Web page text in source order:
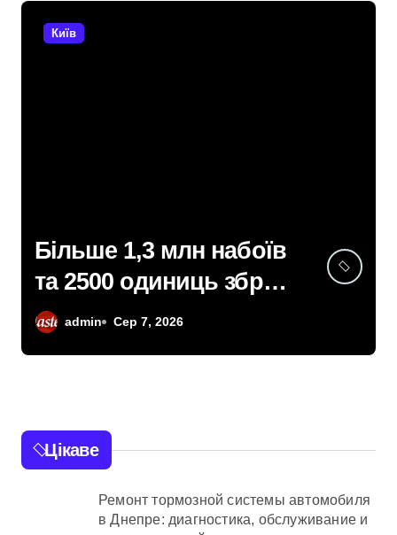
Київ
Київ: судовий процес
над організаторами
мережі із 39
admin Сер 7, 2026
Цікаве
Ремонт тормозной системы автомобиля
в Днепре: диагностика, обслуживание и